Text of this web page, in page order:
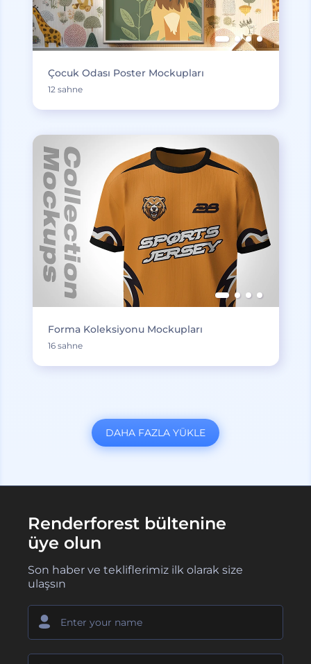
Çocuk Odası Poster Mockupları
12 sahne
Forma Koleksiyonu Mockupları
16 sahne
DAHA FAZLA YÜKLE
Renderforest bültenine
üye olun
Son haber ve tekliflerimiz ilk olarak size
ulaşsın